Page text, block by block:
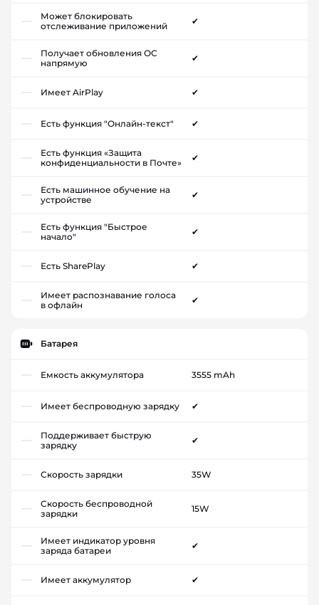
Может блокировать
отслеживание приложений
✔
Получает обновления ОС
напрямую
✔
Имеет AirPlay ✔
Есть функция "Онлайн-текст" ✔
Есть функция «Защита
конфиденциальности в Почте»
✔
Есть машинное обучение на
устройстве
✔
Есть функция "Быстрое
начало"
✔
Есть SharePlay ✔
Имеет распознавание голоса
в офлайн
✔
Батарея
Емкость аккумулятора 3555 mAh
Имеет беспроводную зарядку ✔
Поддерживает быструю
зарядку
✔
Скорость зарядки 35W
Скорость беспроводной
зарядки
15W
Имеет индикатор уровня
заряда батареи
✔
Имеет аккумулятор ✔